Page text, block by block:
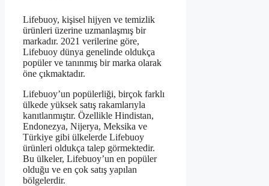
Lifebuoy, kişisel hijyen ve temizlik
ürünleri üzerine uzmanlaşmış bir
markadır. 2021 verilerine göre,
Lifebuoy dünya genelinde oldukça
popüler ve tanınmış bir marka olarak
öne çıkmaktadır.
Lifebuoy’un popülerliği, birçok farklı
ülkede yüksek satış rakamlarıyla
kanıtlanmıştır. Özellikle Hindistan,
Endonezya, Nijerya, Meksika ve
Türkiye gibi ülkelerde Lifebuoy
ürünleri oldukça talep görmektedir.
Bu ülkeler, Lifebuoy’un en popüler
olduğu ve en çok satış yapılan
bölgelerdir.